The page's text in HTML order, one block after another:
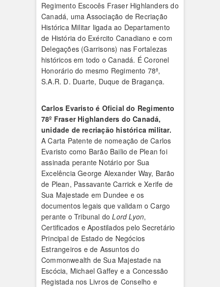
Regimento Escocês Fraser Highlanders do
Canadá, uma Associação de Recriação
Histórica Militar ligada ao Departamento
de História do Exército Canadiano e com
Delegações (Garrisons) nas Fortalezas
históricos em todo o Canadá. É Coronel
Honorário do mesmo Regimento 78ª,
S.A.R. D. Duarte, Duque de Bragança.
Carlos Evaristo é Oficial do Regimento
78º Fraser Highlanders do Canadá,
unidade de recriação histórica militar.
A Carta Patente de nomeação de Carlos
Evaristo como Barão Bailio de Plean foi
assinada perante Notário por Sua
Excelência George Alexander Way, Barão
de Plean, Passavante Carrick e Xerife de
Sua Majestade em Dundee e os
documentos legais que validam o Cargo
perante o Tribunal doLord Lyon,
Certificados e Apostilados pelo Secretário
Principal de Estado de Negócios
Estrangeiros e de Assuntos do
Commonwealth de Sua Majestade na
Escócia, Michael Gaffey e a Concessão
Registada nos Livros de Conselho e